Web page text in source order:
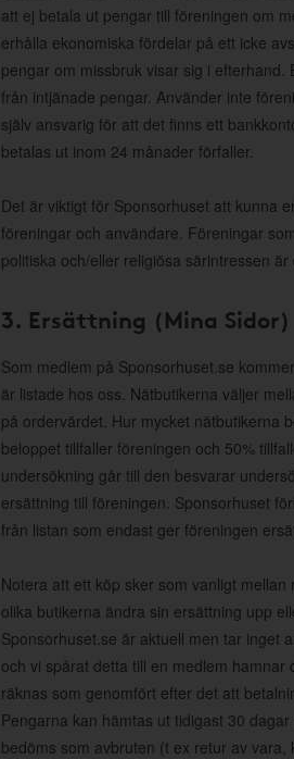
att ej betala ut pengar till föreningen om
erhålla ekonomiska fördelar på ett icke
pengar om missbruk visar sig i
från intjänade pengar. Använder inte
själv ansvarig för att det finns ett
betalas ut inom 24 månader förfaller.
Det är viktigt för Sponsorhuset att kunna
föreningar och användare. Föreningar
politiska och/eller religiösa särintressen
3. Ersättning (Mina Sidor)
Som medlem på Sponsorhuset.se
är listade hos oss. Nätbutikerna väljer
på ordervärdet. Hur mycket nätbutikerna
beloppet tillfaller föreningen och 50%
undersökning går till den besvarar
ersättning till föreningen. Sponsorhuset
från listan som endast ger föreningen
Notera att ett köp sker som vanligt
olika butikerna ändra sin ersättning upp
Sponsorhuset.se är aktuell men tar inget
och vi spårat detta till en medlem
räknas som genomfört efter det att
Pengarna kan hämtas ut tidigast 30
bedöms som avbruten (t ex retur av